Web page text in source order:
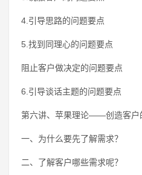
4.引导思路的问题要点
5.找到同理心的问题要点
阻止客户做决定的问题要点
6.引导谈话主题的问题要点
第六讲、苹果理论——创造客户
一、为什么要先了解需求？
二、了解客户哪些需求呢？